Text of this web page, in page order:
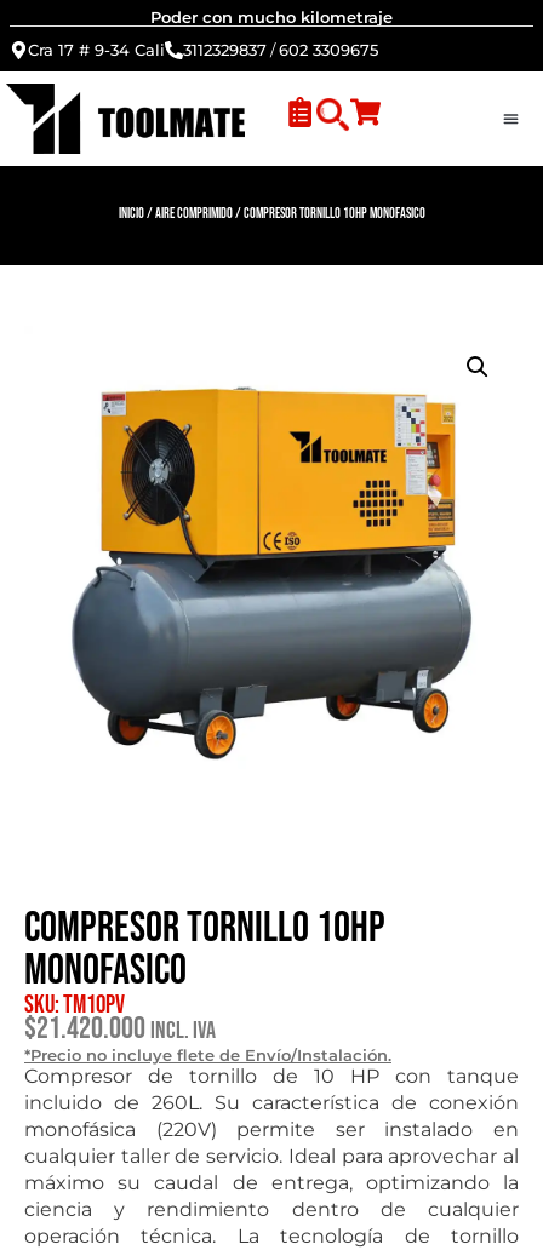
Poder con mucho kilometraje
Cra 17 # 9-34 Cali
3112329837/602 3309675
Inicio/Aire Comprimido/ Compresor tornillo 10HP monofasico
Compresor tornillo 10HP
monofasico
SKU: TM10PV
$21.420.000 Incl. IVA
*Precio no incluye flete de Envío/Instalación.
Compresor de tornillo de 10 HP con tanque
incluido de 260L. Su característica de conexión
monofásica (220V) permite ser instalado en
cualquier taller de servicio. Ideal para aprovechar al
máximo su caudal de entrega, optimizando la
ciencia y rendimiento dentro de cualquier
operación técnica. La tecnología de tornillo